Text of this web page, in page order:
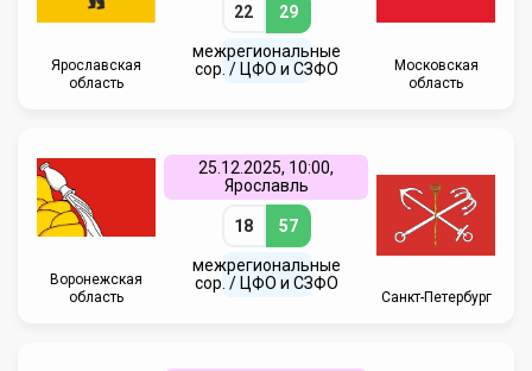
Ярославская
область
22 29
межрегиональные
сор. / ЦФО и СЗФО
Московская
область
Воронежская
область
25.12.2025, 10:00,
Ярославль
18 57
межрегиональные
сор. / ЦФО и СЗФО
Санкт-Петербург